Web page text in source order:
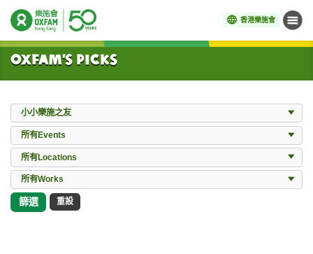
香港樂施會 目錄
開始主要內容
Oxfam’s Picks
Donation
小小樂施之友
Events
所有Events
Locations
所有Locations
所有Works
所有Works
篩選 重設